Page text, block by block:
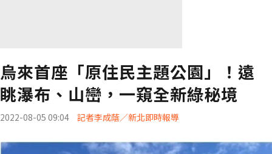
烏來首座「原住民主題公園」！遠
眺瀑布、山巒，一窺全新綠秘境
2022-08-05 09:04 記者李成蔭／新北即時報導